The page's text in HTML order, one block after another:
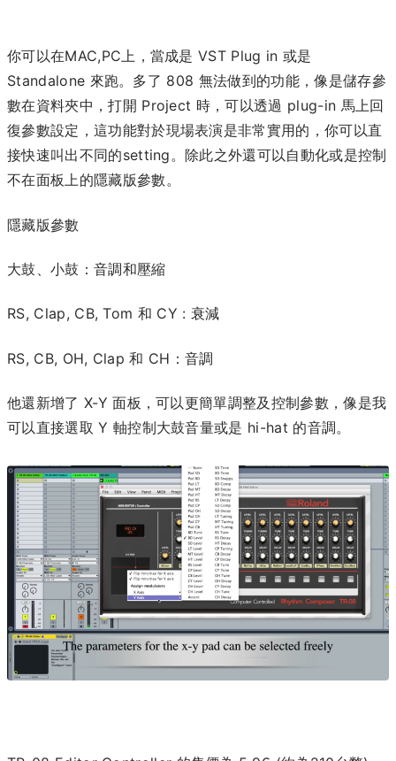
你可以在MAC,PC上，當成是 VST Plug in 或是
Standalone 來跑。多了 808 無法做到的功能，像是儲存參
數在資料夾中，打開 Project 時，可以透過 plug-in 馬上回
復參數設定， 這功能對於現場表演是非常實用的，你可以直
接快速叫出不同的setting。 除此之外還可以自動化或是控制
不在面板上的隱藏版參數。
隱藏版參數
大鼓、小鼓：音調和壓縮
RS, Clap, CB, Tom 和 CY : 衰減
RS, CB, OH, Clap 和 CH：音調
他還新增了 X-Y 面板，可以更簡單調整及控制參數，像是我
可以直接選取 Y 軸控制大鼓音量或是 hi-hat 的音調。